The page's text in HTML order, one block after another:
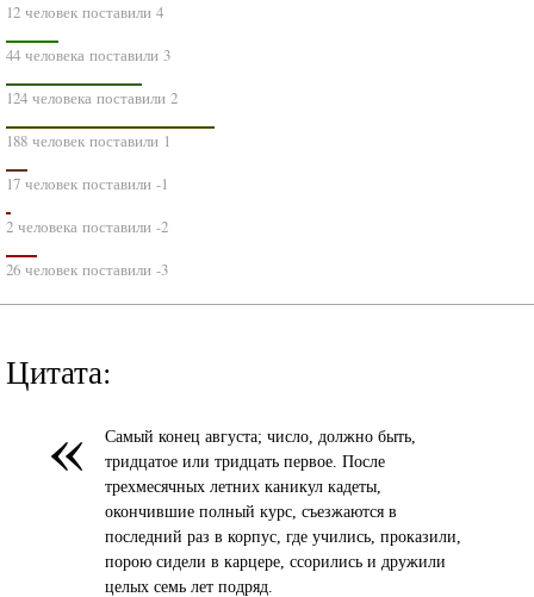
12 человек поставили 4
44 человека поставили 3
124 человека поставили 2
188 человек поставили 1
17 человек поставили -1
2 человека поставили -2
26 человек поставили -3
Цитата:
«
Самый конец августа; число, должно быть,
тридцатое или тридцать первое. После
трехмесячных летних каникул кадеты,
окончившие полный курс, съезжаются в
последний раз в корпус, где учились, проказили,
порою сидели в карцере, ссорились и дружили
целых семь лет подряд.